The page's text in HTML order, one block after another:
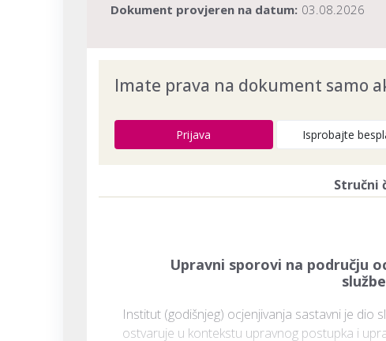
Dokument provjeren na datum: 03.08.2026
Imate prava na dokument samo
Prijava Isprobajte
Stručni
Upravni sporovi na području
Institut (godišnjeg) ocjenjivanja sastavni je dio
ostvaruje u kontekstu upravnog postupka i